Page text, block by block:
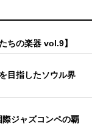
ちの楽器 vol.9】
目指したソウル界
ジャズコンペの覇